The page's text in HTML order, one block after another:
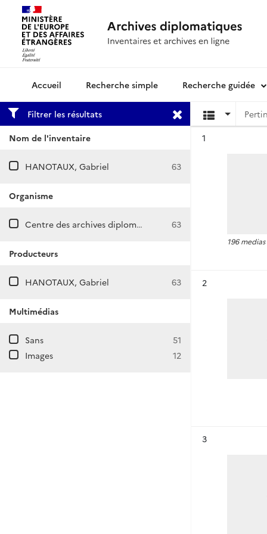
Archives diplomatiquesRecherche simple Recherche guidée
Filtrer les résultats
Nom de l'inventaire
HANOTAUX, Gabriel 63
Organisme
Centre des archives diplomatiques de La Courneuve 63
Producteurs
HANOTAUX, Gabriel 63
Multimédias
Sans
51
Images
12
1
196 medias
2
3